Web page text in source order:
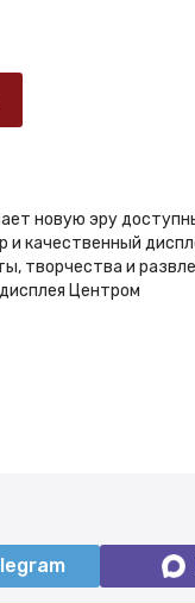
новую эру
качественный
творчества и
Центром